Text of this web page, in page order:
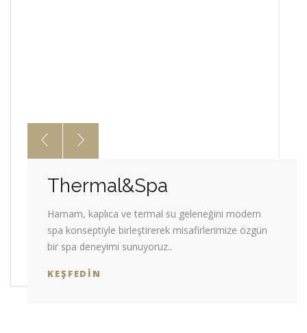
Thermal&Spa
Hamam, kaplıca ve termal su geleneğini modern
spa konseptiyle birleştirerek misafirlerimize özgün
bir spa deneyimi sunuyoruz..
KEŞFEDIN